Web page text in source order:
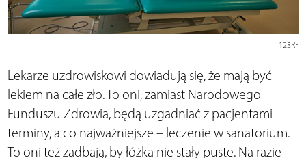
123RF
Lekarze uzdrowiskowi dowiadują się, że mają być
lekiem na całe zło. To oni, zamiast Narodowego
Funduszu Zdrowia, będą uzgadniać z pacjentami
terminy, a co najważniejsze – leczenie w sanatorium.
To oni też zadbają, by łóżka nie stały puste. Na razie